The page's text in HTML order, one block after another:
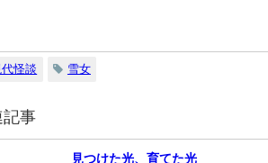
怪談 雪女
記事
見つけた光、育てた光